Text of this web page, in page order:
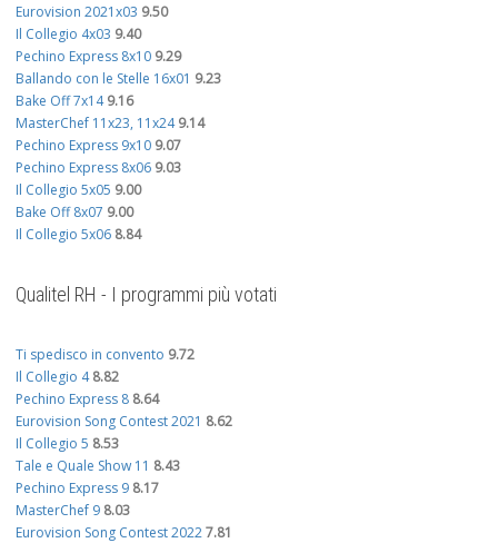
Eurovision 2021x03 9.50
Il Collegio 4x03 9.40
Pechino Express 8x10 9.29
Ballando con le Stelle 16x01 9.23
Bake Off 7x14 9.16
MasterChef 11x23, 11x24 9.14
Pechino Express 9x10 9.07
Pechino Express 8x06 9.03
Il Collegio 5x05 9.00
Bake Off 8x07 9.00
Il Collegio 5x06 8.84
Qualitel RH - I programmi più votati
Ti spedisco in convento 9.72
Il Collegio 4 8.82
Pechino Express 8 8.64
Eurovision Song Contest 2021 8.62
Il Collegio 5 8.53
Tale e Quale Show 11 8.43
Pechino Express 9 8.17
MasterChef 9 8.03
Eurovision Song Contest 20227.81